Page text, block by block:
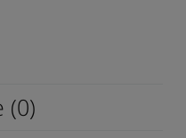
(0)